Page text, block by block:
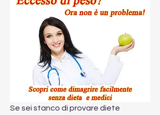
Se sei stanco di provare diete